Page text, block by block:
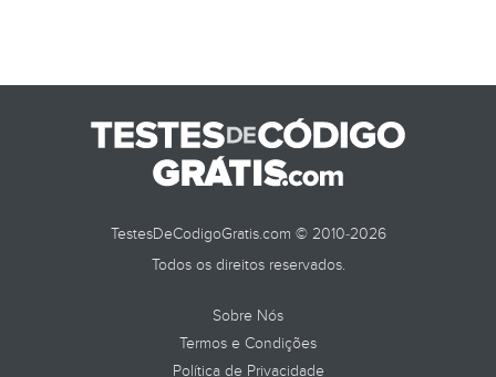
TestesDeCodigoGratis.com © 2010-2026
Todos os direitos reservados.
Sobre Nós
Termos e Condições
Política de Privacidade